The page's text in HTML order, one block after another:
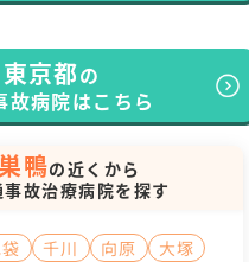
東京都の
故病院はこちら
鴨の近くから
事故治療病院を探す
千川 向原
大塚